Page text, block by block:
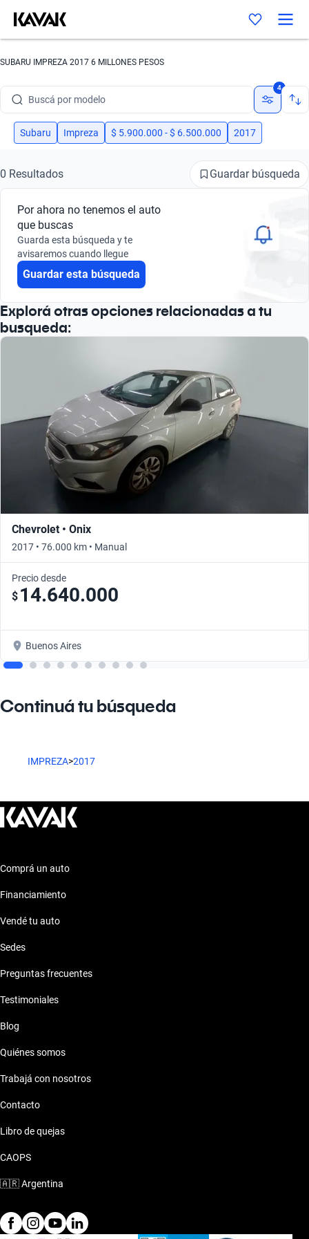
SUBARU IMPREZA 2017 6 MILLONES PESOS
Buscá por modelo
Buscá por versión
Buscá por marca
Buscá por modelo
Buscá por versión
4
Subaru Impreza $ 5.900.000 - $ 6.500.000 2017
0 Resultados Guardar búsqueda
Por ahora no tenemos el auto
que buscas
Guarda esta búsqueda y te
avisaremos cuando llegue
Guardar esta búsqueda
Explorá otras opciones relacionadas a tu
busqueda:
Chevrolet • Onix
2017 • 76.000 km • Manual
Precio desde
$ 14.640.000
Buenos Aires
Continuá tu búsqueda
IMPREZA>2017
Comprá un auto
Financiamiento
Vendé tu auto
Sedes
Preguntas frecuentes
Testimoniales
Blog
Quiénes somos
Trabajá con nosotros
Contacto
Libro de quejas
CAOPS
🇦🇷Argentina